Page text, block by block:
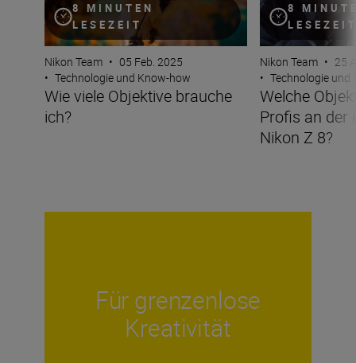
8 MINUTEN
LESEZEIT
Nikon Team • 05 Feb. 2025
• Technologie und Know-how
Wie viele Objektive brauche
ich?
8
Nikon Team • 25
• Technologie und
Welche
Profis an der
Nikon Z 8?
Für grenzenlose
Kreativität